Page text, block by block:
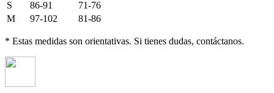
S 86-91
71-76
M
97-102 81-86
* Estas medidas son orientativas. Si tienes dudas, contáctanos.